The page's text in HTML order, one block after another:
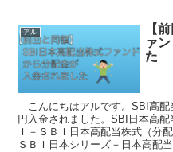
アル
【
ァ
た
こんにちはアルです。SBI高配
円入金されました。SBI日本高
Ｉ－ＳＢＩ日本高配当株式（分
ＳＢＩ日本シリーズ－日本高配